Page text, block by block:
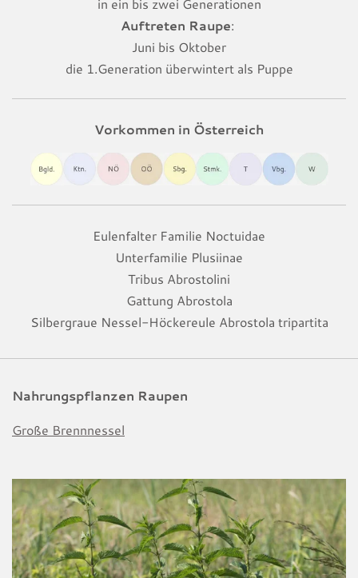
Auftreten Raupe:
Juni bis Oktober
die 1.Generation überwintert als Puppe
Vorkommen in Österreich
Eulenfalter Familie Noctuidae
Unterfamilie Plusiinae
Tribus Abrostolini
Gattung Abrostola
Silbergraue Nessel-Höckereule Abrostola tripartita
Nahrungspflanzen Raupen
Große Brennnessel